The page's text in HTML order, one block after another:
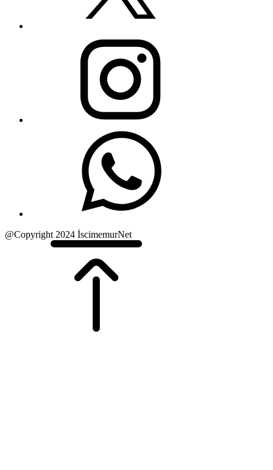
@Copyright 2024 İscimemurNet